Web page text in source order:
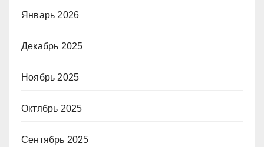
Январь 2026
Декабрь 2025
Ноябрь 2025
Октябрь 2025
Сентябрь 2025